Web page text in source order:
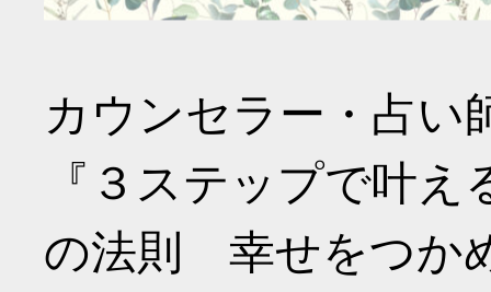
カウンセラー・占い
『３ステップで叶
の法則 幸せをつか